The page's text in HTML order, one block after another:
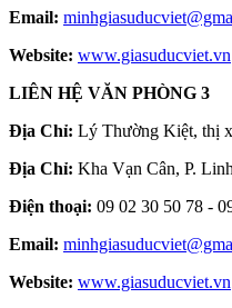
Email:
Website: www.giasuducviet.vn
LIÊN HỆ VĂN PHÒNG 3
Địa Chỉ: Lý Thường Kiệt, thị
Địa Chỉ: Kha Vạn Cân, P.
Điện thoại: 09 02 30 50 78 -
Email:
Website: www.giasuducviet.vn